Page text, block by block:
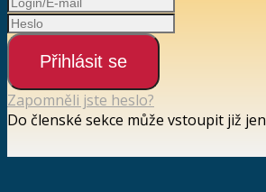
Přihlásit se
Zapomněli jste heslo?
Do členské sekce může vstoupit již jen